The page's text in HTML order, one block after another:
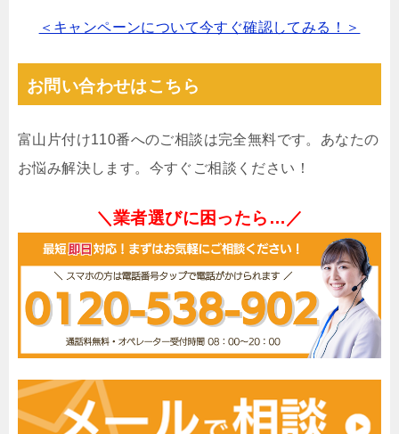
＜キャンペーンについて今すぐ確認してみる！＞
お問い合わせはこちら
富山片付け110番へのご相談は完全無料です。あなたの
お悩み解決します。今すぐご相談ください！
＼業者選びに困ったら…／